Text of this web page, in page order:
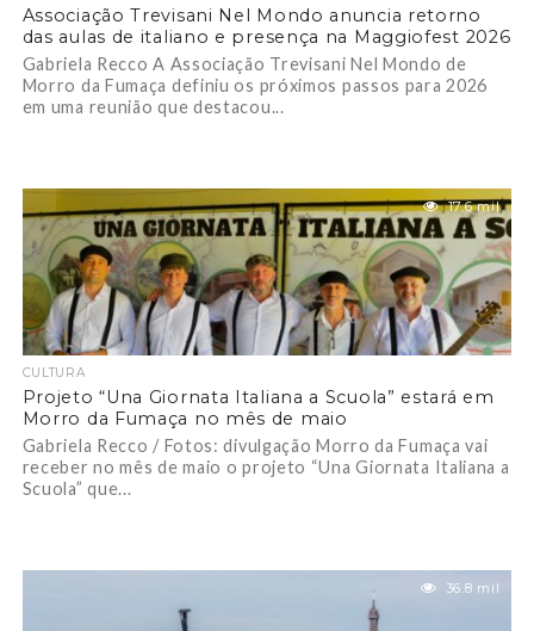
Associação Trevisani Nel Mondo anuncia retorno
das aulas de italiano e presença na Maggiofest 2026
Gabriela Recco A Associação Trevisani Nel Mondo de
Morro da Fumaça definiu os próximos passos para 2026
em uma reunião que destacou...
17.6 mil
CULTURA
Projeto “Una Giornata Italiana a Scuola” estará em
Morro da Fumaça no mês de maio
Gabriela Recco / Fotos: divulgação Morro da Fumaça vai
receber no mês de maio o projeto “Una Giornata Italiana a
Scuola” que...
36.8 mil